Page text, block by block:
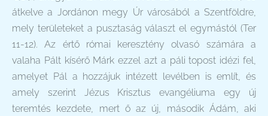
átkelve a Jordánon megy Úr városából a Szentföldre,
mely területeket a pusztaság választ el egymástól (Ter
11-12). Az értő római keresztény olvasó számára a
valaha Pált kísérő Márk ezzel azt a páli topost idézi fel,
amelyet Pál a hozzájuk intézett levélben is említ, és
amely szerint Jézus Krisztus evangéliuma egy új
teremtés kezdete, mert ő az új, második Ádám, aki